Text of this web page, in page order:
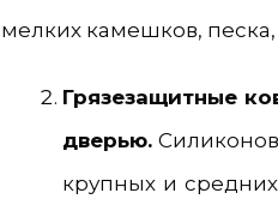
мелких камешков, песка,
Грязезащитные
дверью.
крупных и